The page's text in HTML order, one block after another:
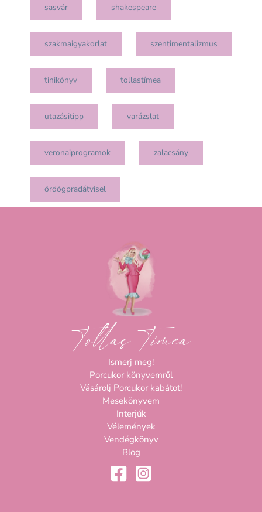
sasvár shakespeare
szakmaigyakorlat szentimentalizmus
tinikönyv tollastímea
utazásitipp varázslat
veronaiprogramok zalacsány
ördögpradátvisel
Tollas Tímea
Ismerj meg!
Porcukor könyvemről
Vásárolj Porcukor kabátot!
Mesekönyvem
Interjúk
Vélemények
Vendégkönyv
Blog